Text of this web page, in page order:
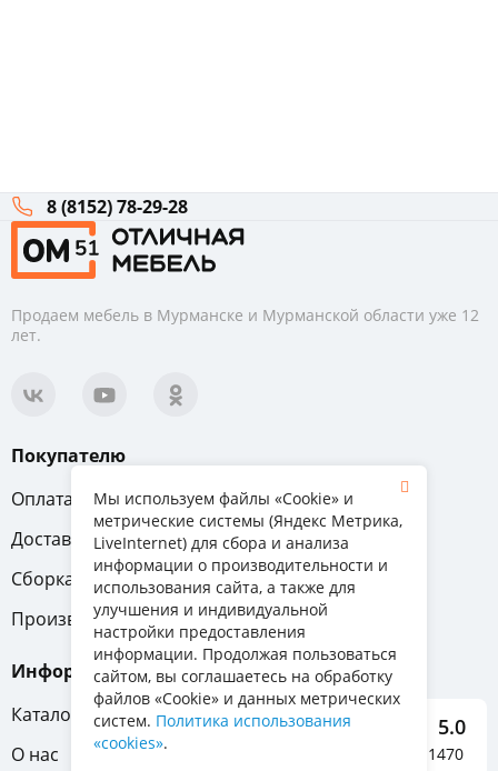
8 (8152) 78-29-28
Продаем мебель в Мурманске и Мурманской области уже 12
лет.
Покупателю
Оплата
Вопрос-ответ
Доставка
Обмен и возврат
Сборка
Гарантия
Производители
Информация
Каталог мебели
О нас
5.0
Отзывы о нас 1470
Мы используем файлы «Cookie» и
метрические системы (Яндекс Метрика,
LiveInternet) для сбора и анализа
информации о производительности и
использования сайта, а также для
улучшения и индивидуальной
настройки предоставления
информации. Продолжая пользоваться
сайтом, вы соглашаетесь на обработку
файлов «Cookie» и данных метрических
систем. Политика использования
«cookies».